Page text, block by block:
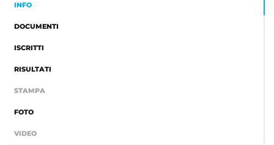
INFO
DOCUMENTI
ISCRITTI
RISULTATI
STAMPA
FOTO
VIDEO